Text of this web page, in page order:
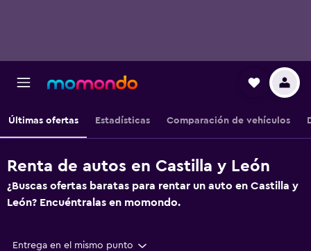
Últimas ofertas Estadísticas Comparación de vehículos
Renta de autos en Castilla y León
¿Buscas ofertas baratas para rentar un auto en Castilla y
León? Encuéntralas en momondo.
Entrega en el mismo punto